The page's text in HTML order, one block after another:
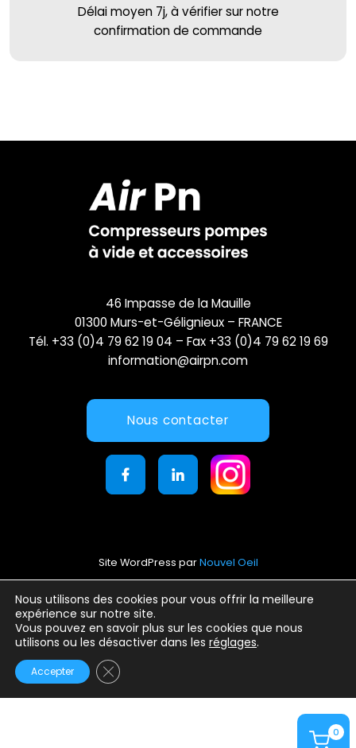
0
Délai moyen 7j, à vérifier sur notre
confirmation de commande
Nous utilisons des cookies pour vous offrir la meilleure
expérience sur notre site.
Vous pouvez en savoir plus sur les cookies que nous
utilisons ou les désactiver dans les réglages.
Accepter Fermer la bannière des cookies GDPR
46 Impasse de la Mauille
01300 Murs-et-Gélignieux – FRANCE
Tél. +33 (0)4 79 62 19 04 – Fax +33 (0)4 79 62 19 69
information@airpn.com
Nous contacter
Site WordPress parNouvel Oeil
Mentions légales
Conditions générales d’utilisation
Politique de confidentialité